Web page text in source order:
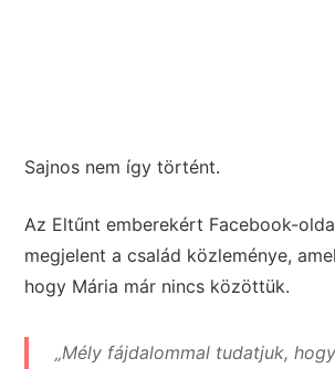
Sajnos nem így történt.
Az Eltűnt emberekért Facebook-
megjelent a család közleménye,
hogy Mária már nincs közöttük.
„Mély fájdalommal tudatjuk,